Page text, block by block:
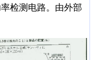
检测电路。由外部